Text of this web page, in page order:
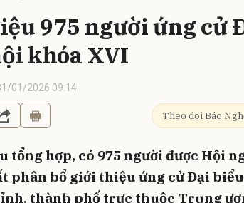
975 người ứng cử
khóa XVI
01/2026 09:14
Theo dõi Báo
tổng hợp, có 975 người được Hội
phân bổ giới thiệu ứng cử Đại
thành phố trực thuộc Trung